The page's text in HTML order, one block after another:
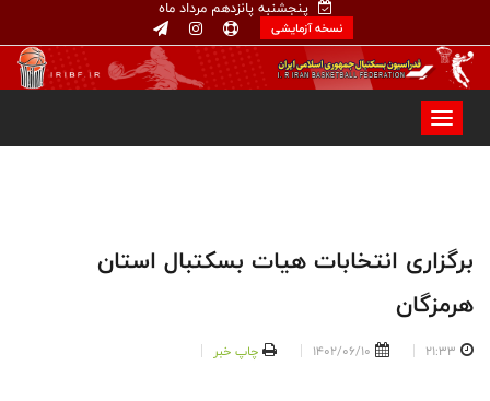
پنجشنبه پانزدهم مرداد ماه
نسخه آزمایشی
برگزاری انتخابات هیات بسکتبال استان
هرمزگان
21:33
1402/06/10 چاپ خبر